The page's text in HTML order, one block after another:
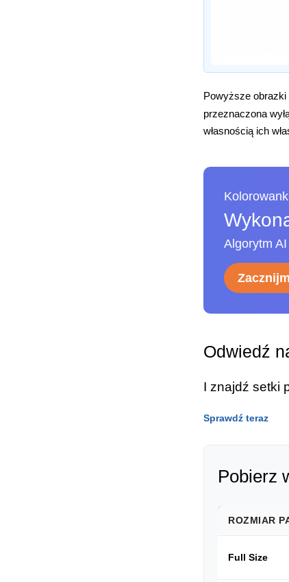
Powyższe obrazki
przeznaczona
własnością ich
Algorytm
Odwiedź
I znajdź setki
Sprawdź teraz
Pobierz
ROZMIAR
Full Size